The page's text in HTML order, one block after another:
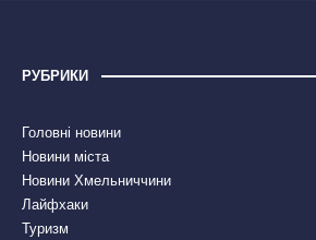
РУБРИКИ
Головні новини
Новини міста
Новини Хмельниччини
Лайфхаки
Туризм